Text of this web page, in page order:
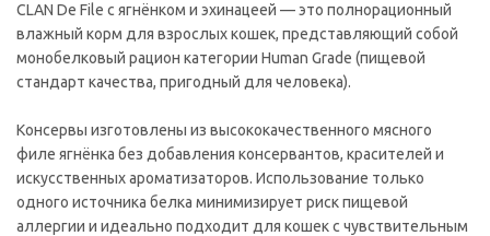
CLAN De File с ягнёнком и эхинацеей — это полнорационный
влажный корм для взрослых кошек, представляющий собой
монобелковый рацион категории Human Grade (пищевой
стандарт качества, пригодный для человека).
Консервы изготовлены из высококачественного мясного
филе ягнёнка без добавления консервантов, красителей и
искусственных ароматизаторов. Использование только
одного источника белка минимизирует риск пищевой
аллергии и идеально подходит для кошек с чувствительным